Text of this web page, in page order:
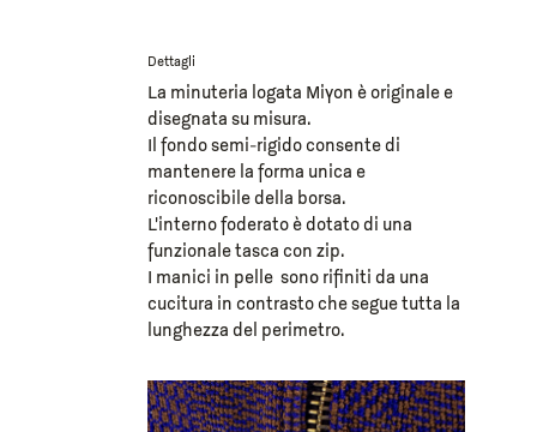
Dettagli
La minuteria logata Miyon è originale e
disegnata su misura.
Il fondo semi-rigido consente di
mantenere la forma unica e
riconoscibile della borsa.
L’interno foderato è dotato di una
funzionale tasca con zip.
I manici in pelle sono rifiniti da una
cucitura in contrasto che segue tutta la
lunghezza del perimetro.